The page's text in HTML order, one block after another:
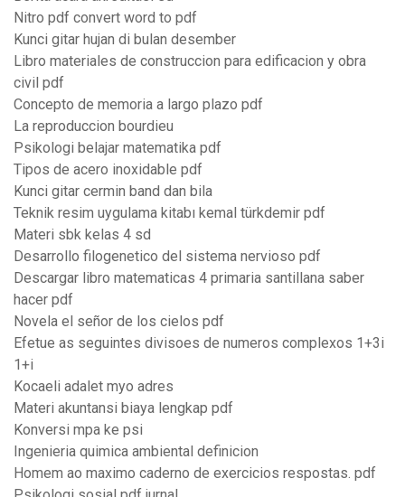
Nitro pdf convert word to pdf
Kunci gitar hujan di bulan desember
Libro materiales de construccion para edificacion y obra
civil pdf
Concepto de memoria a largo plazo pdf
La reproduccion bourdieu
Psikologi belajar matematika pdf
Tipos de acero inoxidable pdf
Kunci gitar cermin band dan bila
Teknik resim uygulama kitabı kemal türkdemir pdf
Materi sbk kelas 4 sd
Desarrollo filogenetico del sistema nervioso pdf
Descargar libro matematicas 4 primaria santillana saber
hacer pdf
Novela el señor de los cielos pdf
Efetue as seguintes divisoes de numeros complexos 1+3i
1+i
Kocaeli adalet myo adres
Materi akuntansi biaya lengkap pdf
Konversi mpa ke psi
Ingenieria quimica ambiental definicion
Homem ao maximo caderno de exercicios respostas. pdf